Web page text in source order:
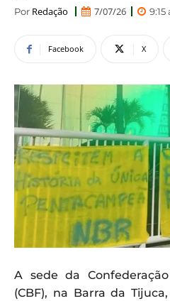
Por Redação 7/07/26 9:15
Facebook X
A sede da
(CBF), na Barra da